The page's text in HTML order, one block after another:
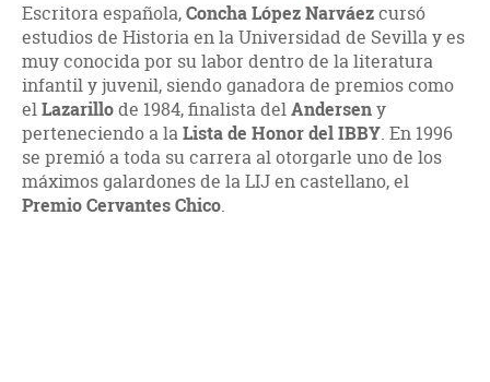
Escritora española,Concha López Narváezcursó
estudios de Historia en la Universidad de Sevilla y es
muy conocida por su labor dentro de la literatura
infantil y juvenil, siendo ganadora de premios como
elLazarillode 1984, finalista delAnderseny
perteneciendo a laLista de Honor del IBBY. En 1996
se premió a toda su carrera al otorgarle uno de los
máximos galardones de la LIJ en castellano, el
Premio Cervantes Chico.